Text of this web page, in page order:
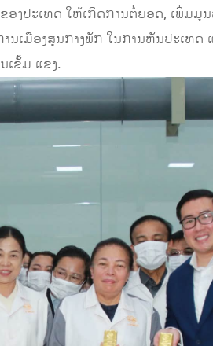
ປະເທດ ໃຫ້ເກີດການຕໍ່ຍອດ, ເພີ່ມມູ
ນເມືອງສູນກາງພັກ ໃນການຫັນປະເທ
ເຂັ້ມ ແຂງ.